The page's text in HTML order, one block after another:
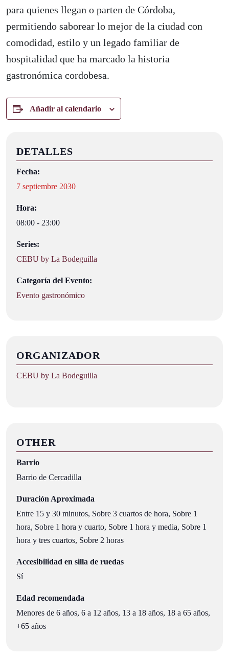
para quienes llegan o parten de Córdoba,
permitiendo saborear lo mejor de la ciudad con
comodidad, estilo y un legado familiar de
hospitalidad que ha marcado la historia
gastronómica cordobesa.
Añadir al calendario
DETALLES
Fecha:
7 septiembre 2030
Hora:
08:00 - 23:00
Series:
CEBU by La Bodeguilla
Categoría del Evento:
Evento gastronómico
ORGANIZADOR
CEBU by La Bodeguilla
OTHER
Barrio
Barrio de Cercadilla
Duración Aproximada
Entre 15 y 30 minutos, Sobre 3 cuartos de hora, Sobre 1
hora, Sobre 1 hora y cuarto, Sobre 1 hora y media, Sobre 1
hora y tres cuartos, Sobre 2 horas
Accesibilidad en silla de ruedas
Sí
Edad recomendada
Menores de 6 años, 6 a 12 años, 13 a 18 años, 18 a 65 años,
+65 años